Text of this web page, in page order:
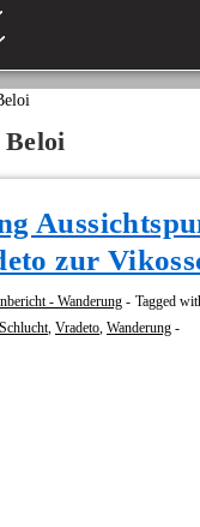
Beloi
zur
- Wanderung Tagged
, Vradeto, Wanderung